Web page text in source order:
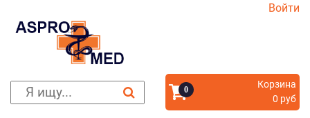
Войти
0
Корзина
0 руб